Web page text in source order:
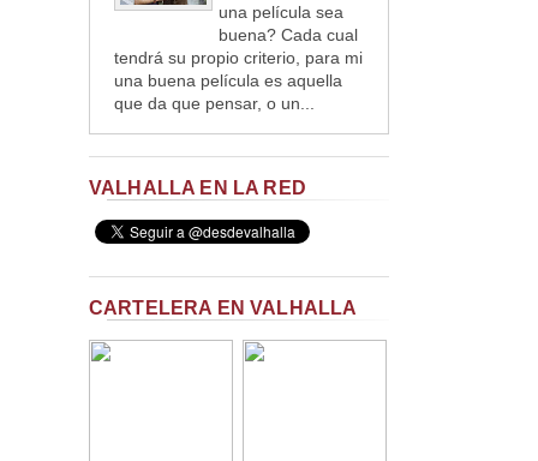
una película sea
buena? Cada cual
tendrá su propio criterio, para mi
una buena película es aquella
que da que pensar, o un...
VALHALLA EN LA RED
CARTELERA EN VALHALLA